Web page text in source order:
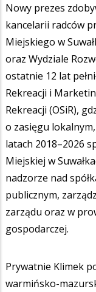
Nowy prezes
kancelarii radców
Miejskiego w
oraz Wydziale
ostatnie 12 lat
Rekreacji i
Rekreacji (OSiR),
o zasięgu
latach 2018–2026
Miejskiej w
nadzorze nad
publicznym,
zarządu oraz w
gospodarczej.
Prywatnie Klimek
warmińsko-